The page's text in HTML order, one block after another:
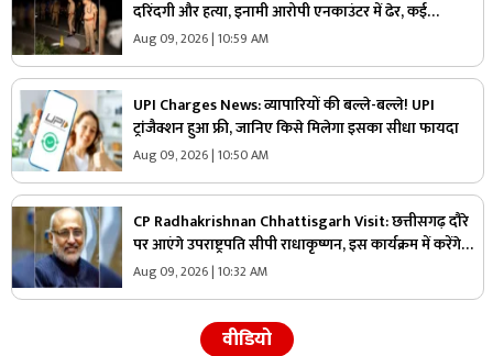
दरिंदगी और हत्या, इनामी आरोपी एनकाउंटर में ढेर, कई
पुलिसकर्मी भी घायल
Aug 09, 2026 | 10:59 AM
UPI Charges News: व्यापारियों की बल्ले-बल्ले! UPI
ट्रांजैक्शन हुआ फ्री, जानिए किसे मिलेगा इसका सीधा फायदा
Aug 09, 2026 | 10:50 AM
CP Radhakrishnan Chhattisgarh Visit: छत्तीसगढ़ दौरे
पर आएंगे उपराष्ट्रपति सीपी राधाकृष्णन, इस कार्यक्रम में करेंगे
शिरकत
Aug 09, 2026 | 10:32 AM
वीडियो